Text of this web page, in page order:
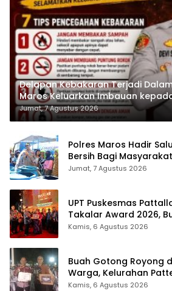
Delapan Kebakaran Terjadi
Maros Keluarkan Imbauan
Jumat, 7 Agustus 2026
Polres Maros Hadir
Bersih Bagi
Air Bersih Di Maros
Jumat, 7 Agustus 2026
UPT Puskesmas
Takalar Award 2026,
Hadirkan Pelayanan
Kamis, 6 Agustus 2026
Buah Gotong Royong
Warga, Kelurahan
Takalar Award 2026
Kamis, 6 Agustus 2026